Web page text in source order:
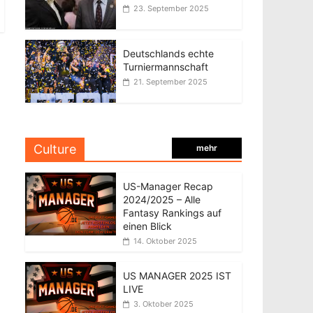
23. September 2025
Deutschlands echte
Turniermannschaft
21. September 2025
Culture mehr
US-Manager Recap
2024/2025 – Alle
Fantasy Rankings auf
einen Blick
14. Oktober 2025
US MANAGER 2025 IST
LIVE
3. Oktober 2025